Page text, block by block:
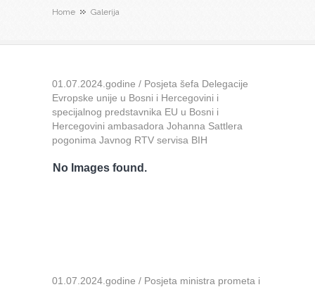
Home Galerija
01.07.2024.godine / Posjeta šefa Delegacije
Evropske unije u Bosni i Hercegovini i
specijalnog predstavnika EU u Bosni i
Hercegovini ambasadora Johanna Sattlera
pogonima Javnog RTV servisa BIH
No Images found.
01.07.2024.godine / Posjeta ministra prometa i